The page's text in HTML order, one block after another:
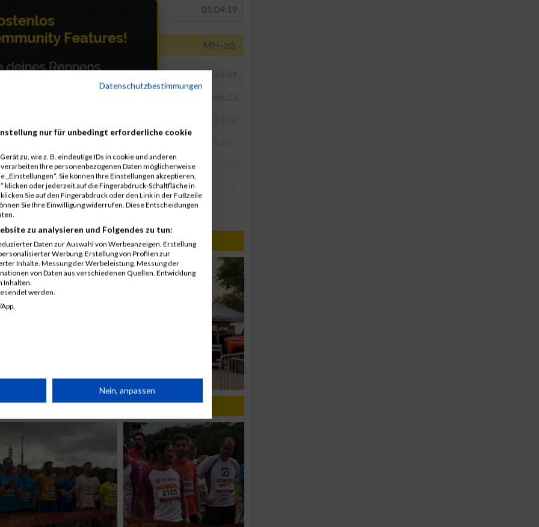
Datenschutzbestimmungen
nur für unbedingt erforderliche cookie
zu, wie z. B. eindeutige IDs in cookie und anderen
Ihre personenbezogenen Daten möglicherweise
Sie können Ihre Einstellungen akzeptieren,
klicken oder jederzeit auf die Fingerabdruck-Schaltfläche in
Sie auf den Fingerabdruck oder den Link in der Fußzeile
Sie Ihre Einwilligung widerrufen. Diese Entscheidungen
zu analysieren und Folgendes zu tun:
Daten zur Auswahl von Werbeanzeigen. Erstellung
Werbung. Erstellung von Profilen zur
Inhalte. Messung der Werbeleistung. Messung der
von Daten aus verschiedenen Quellen. Entwicklung
Inhalten.
werden.
Nein, anpassen